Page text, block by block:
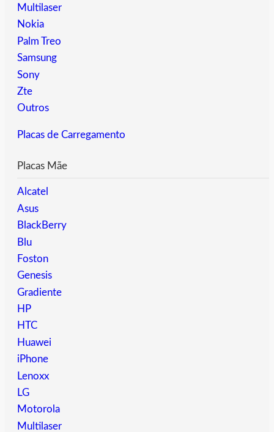
Multilaser
Nokia
Palm Treo
Samsung
Sony
Zte
Outros
Placas de Carregamento
Placas Mãe
Alcatel
Asus
BlackBerry
Blu
Foston
Genesis
Gradiente
HP
HTC
Huawei
iPhone
Lenoxx
LG
Motorola
Multilaser